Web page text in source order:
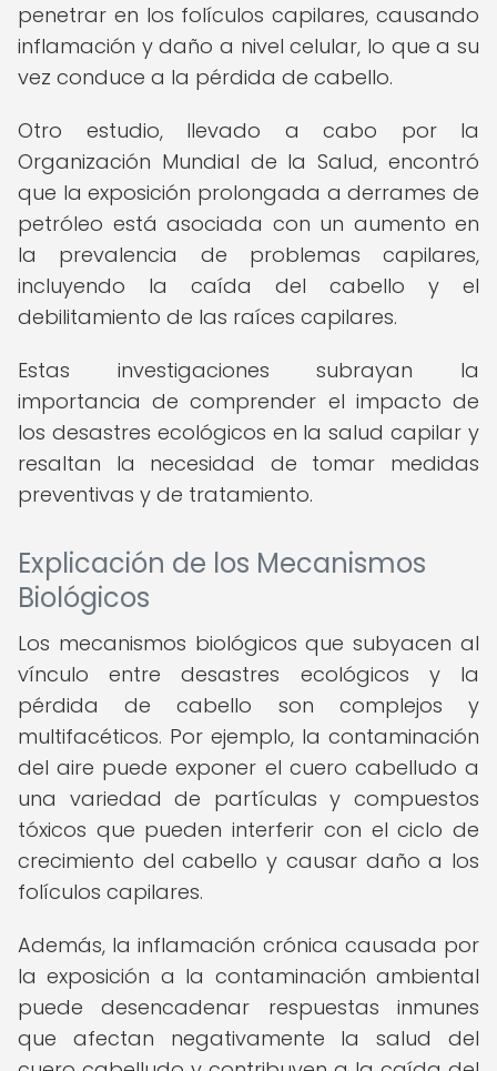
penetrar en los folículos capilares, causando
inflamación y daño a nivel celular, lo que a su
vez conduce a la pérdida de cabello.
Otro estudio, llevado a cabo por la
Organización Mundial de la Salud, encontró
que la exposición prolongada a derrames de
petróleo está asociada con un aumento en
la prevalencia de problemas capilares,
incluyendo la caída del cabello y el
debilitamiento de las raíces capilares.
Estas investigaciones subrayan la
importancia de comprender el impacto de
los desastres ecológicos en la salud capilar y
resaltan la necesidad de tomar medidas
preventivas y de tratamiento.
Explicación de los Mecanismos
Biológicos
Los mecanismos biológicos que subyacen al
vínculo entre desastres ecológicos y la
pérdida de cabello son complejos y
multifacéticos. Por ejemplo, la contaminación
del aire puede exponer el cuero cabelludo a
una variedad de partículas y compuestos
tóxicos que pueden interferir con el ciclo de
crecimiento del cabello y causar daño a los
folículos capilares.
Además, la inflamación crónica causada por
la exposición a la contaminación ambiental
puede desencadenar respuestas inmunes
que afectan negativamente la salud del